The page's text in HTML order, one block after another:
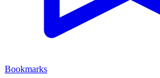
Bookmarks